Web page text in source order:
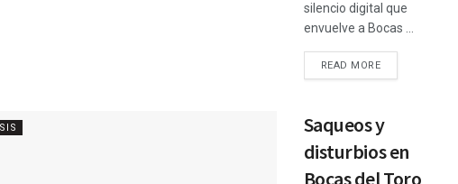
silencio digital que
envuelve a Bocas ...
READ MORE
Saqueos y
disturbios en
Bocas del Toro